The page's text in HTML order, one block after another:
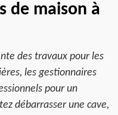
de maison à
des travaux pour les
les gestionnaires
pour un
débarrasser une cave,